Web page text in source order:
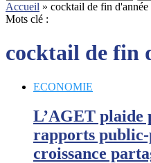
Accueil » cocktail de fin d'année
Mots clé :
cocktail de fin
ECONOMIE
L’AGET plaide
rapports
croissance